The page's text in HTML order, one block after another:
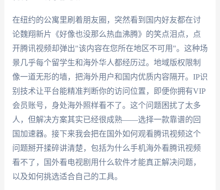
在纽约的公寓里刷着朋友圈，突然看到国内好友都在讨
论魏翔新片《好像也没那么热血沸腾》的笑点泪点，点
开腾讯视频却弹出"该内容在您所在地区不可用"。这种场
景几乎每个留学生和海外华人都经历过。地域版权限制
像一道无形的墙，把海外用户和国内优质内容隔开。IP识
别技术让平台能精准判断你的访问位置，即便你拥有VIP
会员账号，身处海外照样看不了。这个问题困扰了太多
人，但解决方案其实已经很成熟——选择一款靠谱的回
国加速器。接下来我会把在国外如何观看腾讯视频这个
问题掰开揉碎讲清楚，包括为什么手机海外看腾讯视频
看不了，国外看电视剧用什么软件才能真正解决问题，
以及如何挑选适合自己的工具。